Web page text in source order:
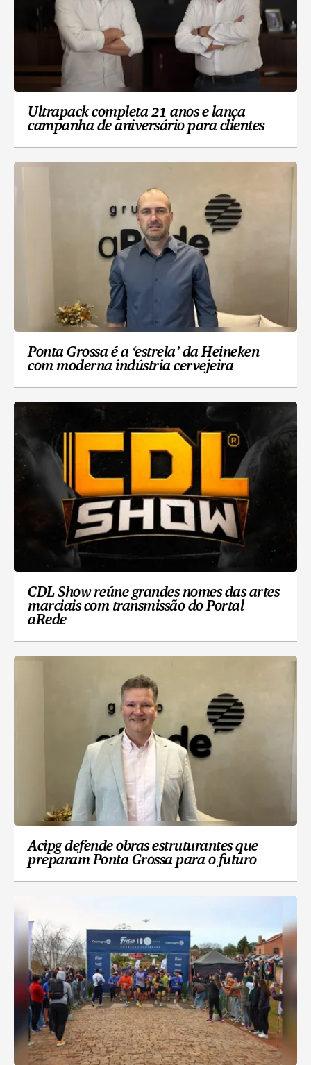
Ultrapack completa 21 anos e lança
campanha de aniversário para clientes
Ponta Grossa é a ‘estrela’ da Heineken
com moderna indústria cervejeira
CDL Show reúne grandes nomes das artes
marciais com transmissão do Portal
aRede
Acipg defende obras estruturantes que
preparam Ponta Grossa para o futuro